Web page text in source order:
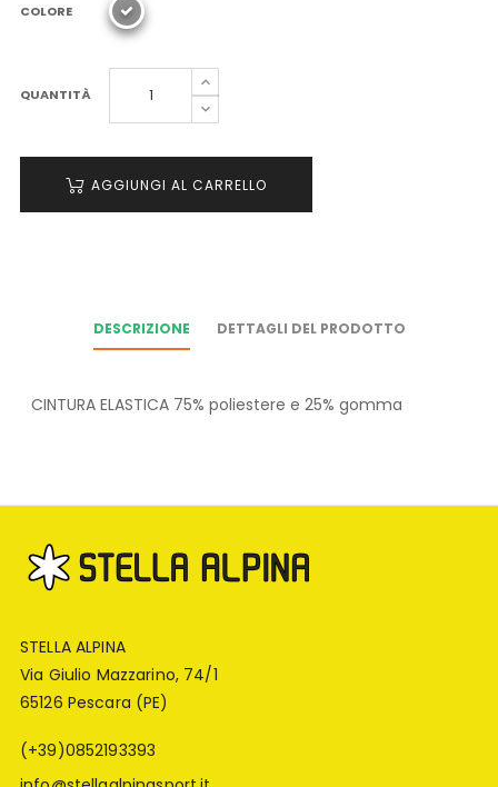
COLORE
QUANTITÀ
AGGIUNGI AL CARRELLO
DESCRIZIONE DETTAGLI DEL PRODOTTO
CINTURA ELASTICA 75% poliestere e 25% gomma
STELLA ALPINA
Via Giulio Mazzarino, 74/1
65126 Pescara (PE)
(+39)0852193393